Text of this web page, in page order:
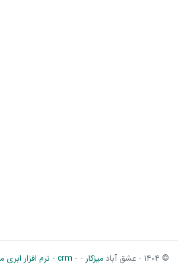
© ۱۴۰۴ - عشق آباد میزکار - - crm - نرم افزار ابری مدیریت کسب و کار